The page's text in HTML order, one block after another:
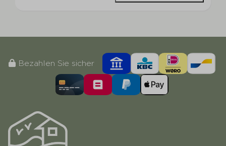
Bezahlen Sie sicher